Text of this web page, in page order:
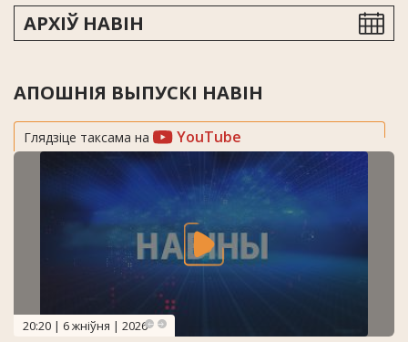
АРХІЎ НАВІН
АПОШНІЯ ВЫПУСКІ НАВІН
Глядзіце таксама на YouTube
20:20 | 6 жніўня | 2026